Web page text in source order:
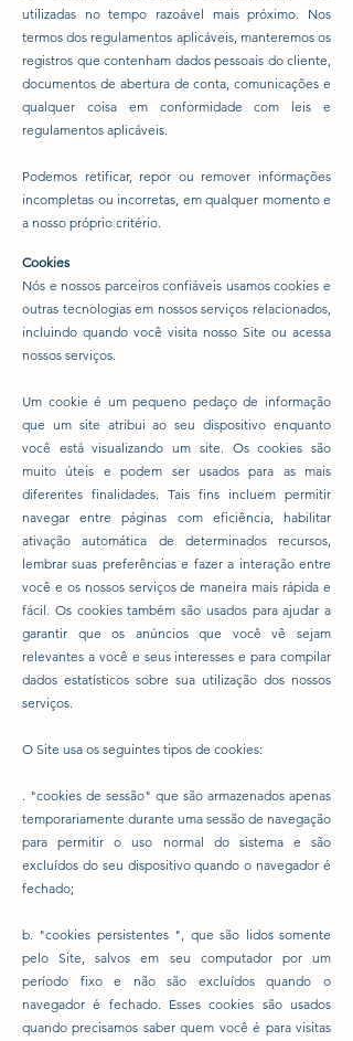
utilizadas no tempo razoável mais próximo. Nos
termos dos regulamentos aplicáveis, manteremos os
registros que contenham dados pessoais do cliente,
documentos de abertura de conta, comunicações e
qualquer coisa em conformidade com leis e
regulamentos aplicáveis.
Podemos retificar, repor ou remover informações
incompletas ou incorretas, em qualquer momento e
a nosso próprio critério.
Cookies
Nós e nossos parceiros confiáveis usamos cookies e
outras tecnologias em nossos serviços relacionados,
incluindo quando você visita nosso Site ou acessa
nossos serviços.
Um cookie é um pequeno pedaço de informação
que um site atribui ao seu dispositivo enquanto
você está visualizando um site. Os cookies são
muito úteis e podem ser usados para as mais
diferentes finalidades. Tais fins incluem permitir
navegar entre páginas com eficiência, habilitar
ativação automática de determinados recursos,
lembrar suas preferências e fazer a interação entre
você e os nossos serviços de maneira mais rápida e
fácil. Os cookies também são usados para ajudar a
garantir que os anúncios que você vê sejam
relevantes a você e seus interesses e para compilar
dados estatísticos sobre sua utilização dos nossos
serviços.
O Site usa os seguintes tipos de cookies:
. "cookies de sessão" que são armazenados apenas
temporariamente durante uma sessão de navegação
para permitir o uso normal do sistema e são
excluídos do seu dispositivo quando o navegador é
fechado;
b. "cookies persistentes ", que são lidos somente
pelo Site, salvos em seu computador por um
período fixo e não são excluídos quando o
navegador é fechado. Esses cookies são usados
quando precisamos saber quem você é para visitas